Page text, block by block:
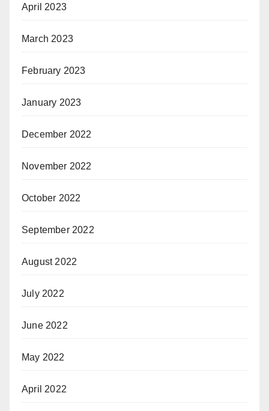
April 2023
March 2023
February 2023
January 2023
December 2022
November 2022
October 2022
September 2022
August 2022
July 2022
June 2022
May 2022
April 2022